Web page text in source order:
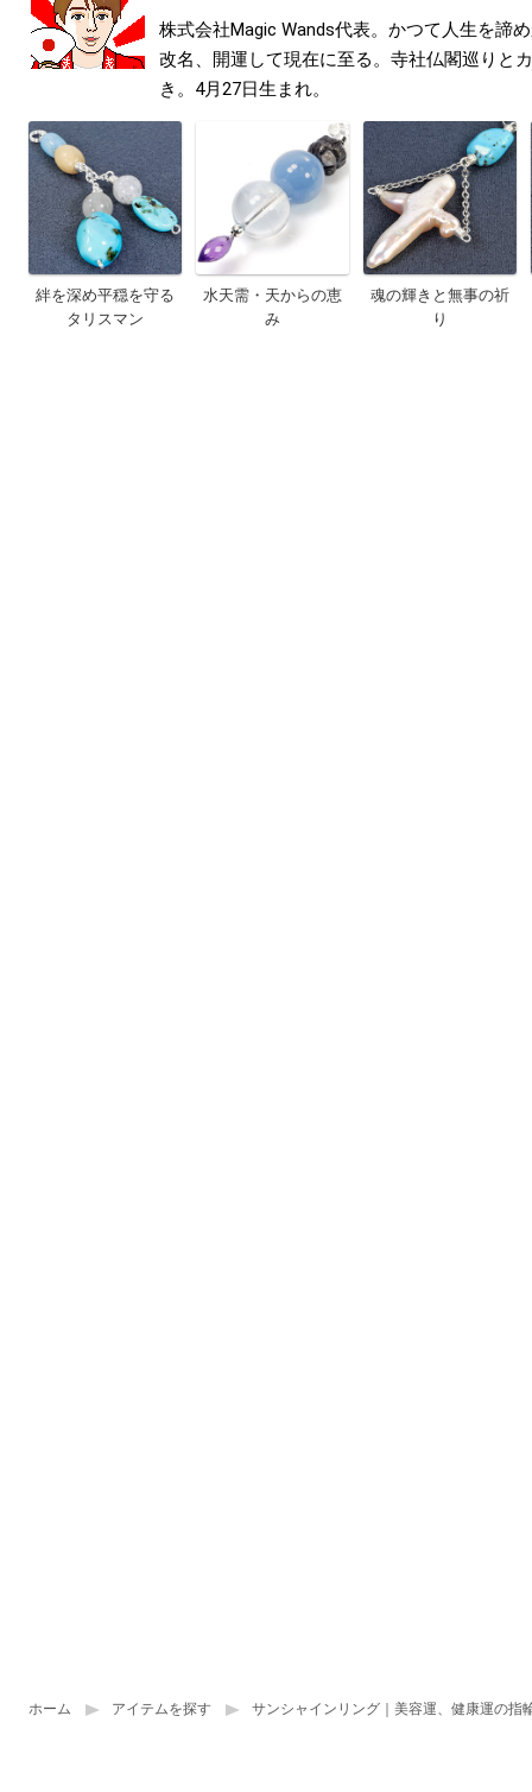
株式会社Magic Wands代表。かつて人生を諦
改名、開運して現在に至る。寺社仏閣巡りと
き。4月27日生まれ。
絆を深め平穏を守る
タリスマン
水天需・天からの恵
み
魂の輝きと無事の祈
り
ホーム アイテムを探す サンシャインリング｜美容運、健康運の指